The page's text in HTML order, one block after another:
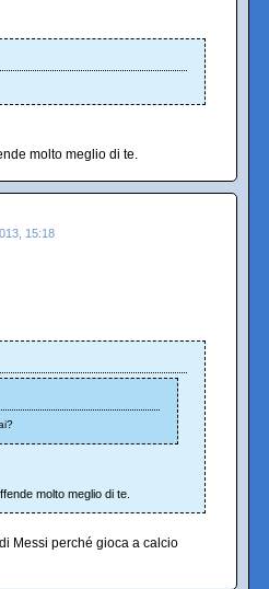
molto meglio di te.
15:18
molto meglio di te.
Messi perché gioca a calcio